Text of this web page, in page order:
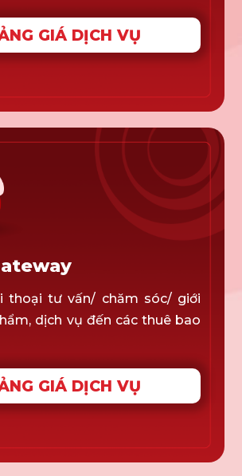
GIÁ DỊCH VỤ
thoại tư vấn/ chăm sóc/ giới
dịch vụ đến các thuê bao
GIÁ DỊCH VỤ